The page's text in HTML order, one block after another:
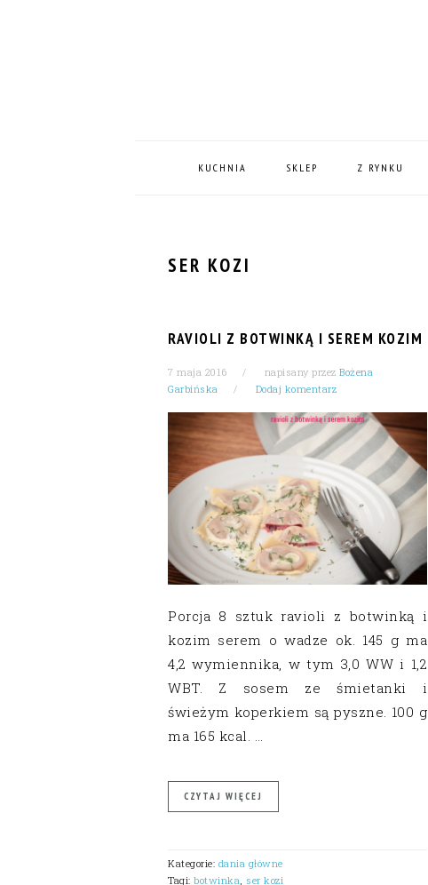
KUCHNIA SKLEP Z RYNKU
SER KOZI
RAVIOLI Z BOTWINKĄ I SEREM KOZIM
7 maja 2016 napisany przez Bożena
Garbińska
Dodaj komentarz
Porcja 8 sztuk ravioli z botwinką i
kozim serem o wadze ok. 145 g ma
4,2 wymiennika, w tym 3,0 WW i 1,2
WBT. Z sosem ze śmietanki i
świeżym koperkiem są pyszne. 100 g
ma 165 kcal. …
CZYTAJ WIĘCEJ
Kategorie: dania główne
Tagi: botwinka ser kozi